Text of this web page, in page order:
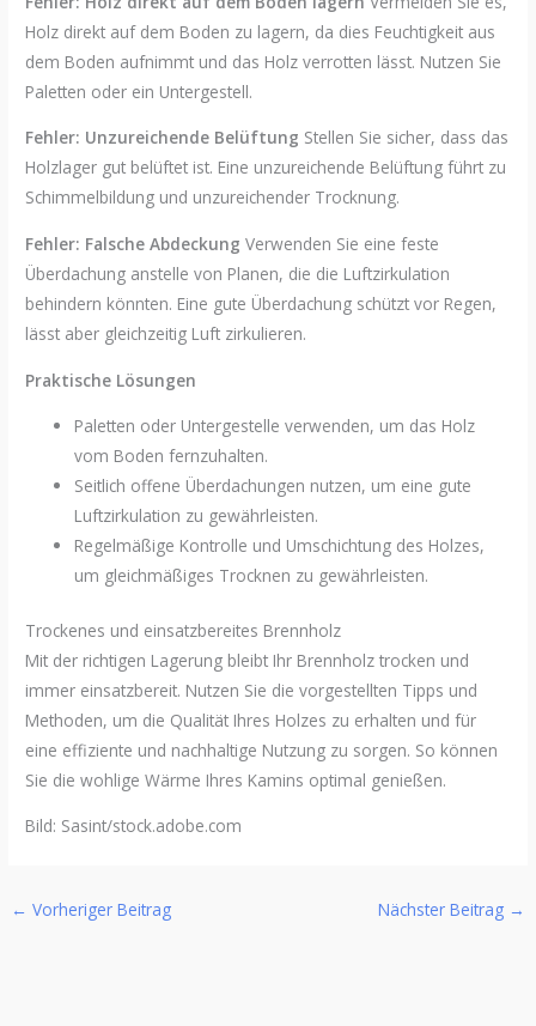
Holz direkt auf dem Boden zu lagern, da dies Feuchtigkeit aus
dem Boden aufnimmt und das Holz verrotten lässt. Nutzen Sie
Paletten oder ein Untergestell.
Fehler: Unzureichende Belüftung Stellen Sie sicher, dass das
Holzlager gut belüftet ist. Eine unzureichende Belüftung führt zu
Schimmelbildung und unzureichender Trocknung.
Fehler: Falsche Abdeckung Verwenden Sie eine feste
Überdachung anstelle von Planen, die die Luftzirkulation
behindern könnten. Eine gute Überdachung schützt vor Regen,
lässt aber gleichzeitig Luft zirkulieren.
Praktische Lösungen
Paletten oder Untergestelle verwenden, um das Holz
vom Boden fernzuhalten.
Seitlich offene Überdachungen nutzen, um eine gute
Luftzirkulation zu gewährleisten.
Regelmäßige Kontrolle und Umschichtung des Holzes,
um gleichmäßiges Trocknen zu gewährleisten.
Trockenes und einsatzbereites Brennholz
Mit der richtigen Lagerung bleibt Ihr Brennholz trocken und
immer einsatzbereit. Nutzen Sie die vorgestellten Tipps und
Methoden, um die Qualität Ihres Holzes zu erhalten und für
eine effiziente und nachhaltige Nutzung zu sorgen. So können
Sie die wohlige Wärme Ihres Kamins optimal genießen.
Bild: Sasint/stock.adobe.com
← Vorheriger Beitrag Nächster Beitrag →